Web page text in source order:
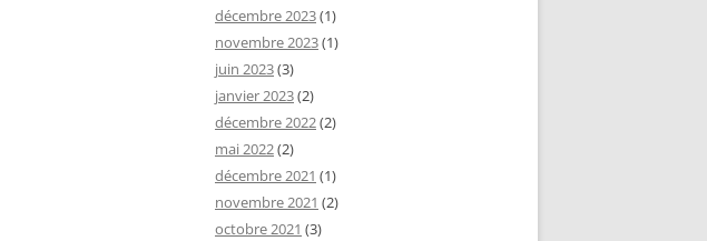
décembre 2023(1)
novembre 2023(1)
juin 2023(3)
janvier 2023(2)
décembre 2022(2)
mai 2022(2)
décembre 2021 (1)
novembre 2021 (2)
octobre 2021 (3)